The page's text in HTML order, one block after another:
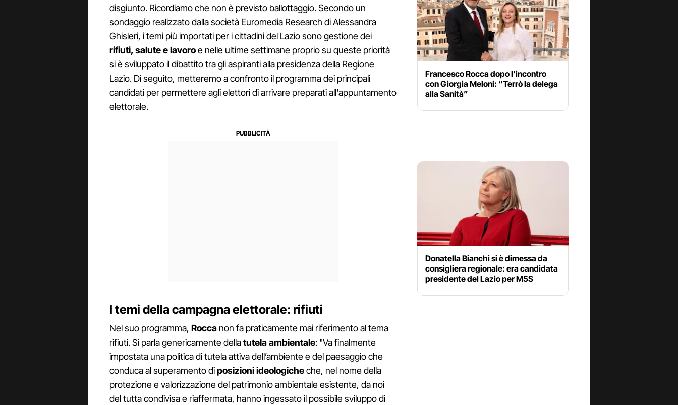
disgiunto. Ricordiamo che non è previsto ballottaggio. Secondo un
sondaggio realizzato dalla società Euromedia Research di Alessandra
Ghisleri, i temi più importati per i cittadini del Lazio sono gestione dei
rifiuti, salute e lavoroe nelle ultime settimane proprio su queste priorità
si è sviluppato il dibattito tra gli aspiranti alla presidenza della Regione
Lazio. Di seguito, metteremo a confronto il programma dei principali
candidati per permettere agli elettori di arrivare preparati all'appuntamento
elettorale.
I temi della campagna elettorale: rifiuti
Nel suo programma, Rocca non fa praticamente mai riferimento al tema
rifiuti. Si parla genericamente dellatutela ambientale: "Va finalmente
impostata una politica di tutela attiva dell’ambiente e del paesaggio che
conduca al superamento diposizioni ideologicheche, nel nome della
protezione e valorizzazione del patrimonio ambientale esistente, da noi
del tutta condivisa e riaffermata, hanno ingessato il possibile sviluppo di
Francesco Rocca dopo l’incontro
con Giorgia Meloni: “Terrò la delega
alla Sanità”
Donatella Bianchi si è dimessa da
consigliera regionale: era candidata
presidente del Lazio per M5S